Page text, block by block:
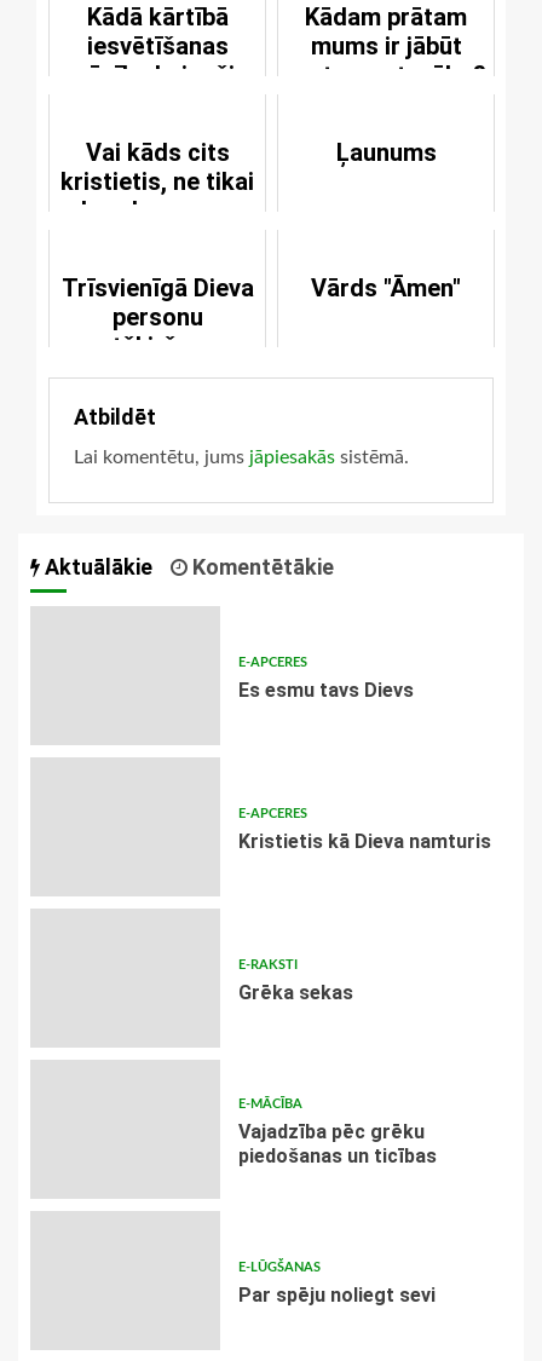
Kādā kārtībā
iesvētīšanas
mācību beigušie
Vakarēdiena?
Kādam prātam
mums ir jābūt
pret savu tuvāko?
Vai kāds cits
kristietis, ne tikai
draudzes gans,
Ļaunums
Trīsvienīgā Dieva
personu
atšķiršana
Vārds "Āmen"
Atbildēt
Lai komentētu, jums jāpiesakās sistēmā.
Aktuālākie Komentētākie
E-APCERES
Es esmu tavs Dievs
E-APCERES
Kristietis kā Dieva namturis
E-RAKSTI
Grēka sekas
E-MĀCĪBA
Vajadzība pēc grēku
piedošanas un ticības
E-LŪGŠANAS
Par spēju noliegt sevi